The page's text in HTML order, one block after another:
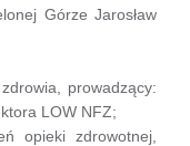
Górze Jarosław
prowadzący:
LOW NFZ;
opieki zdrowotnej,